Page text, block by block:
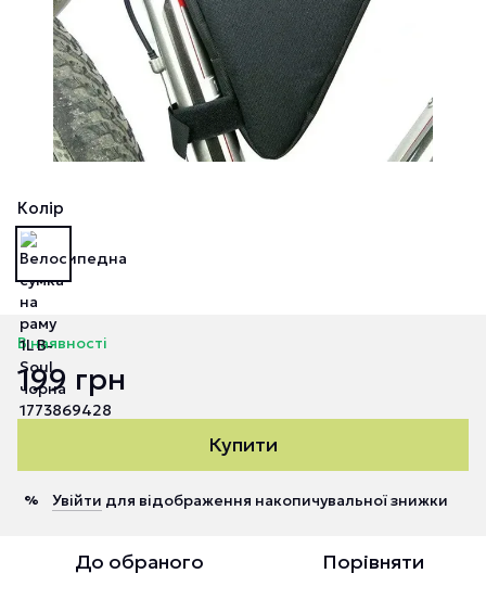
Колір
В наявності
199 грн
Купити
% Увійти для відображення накопичувальної знижки
До обраного Порівняти